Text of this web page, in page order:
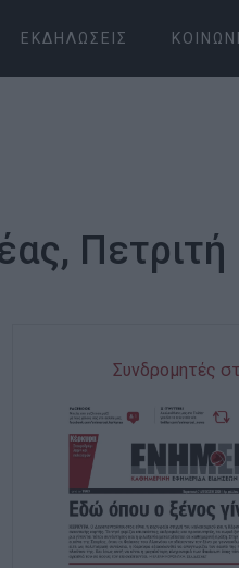
ΕΚΔΗΛΏΣΕΙΣ
Πετριτή
Συνδρομητές